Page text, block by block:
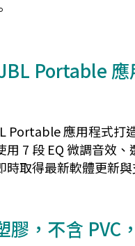
Portable 應
Portable 應用程式打
用 7 段 EQ 微調音效、
時取得最新軟體更新與
膠，不含 PVC